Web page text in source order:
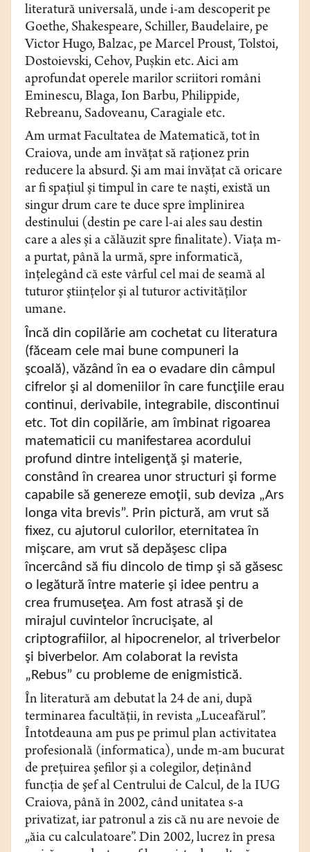
literatură universală, unde i-am descoperit pe
Goethe, Shakespeare, Schiller, Baudelaire, pe
Victor Hugo, Balzac, pe Marcel Proust, Tolstoi,
Dostoievski, Cehov, Pușkin etc. Aici am
aprofundat operele marilor scriitori români
Eminescu, Blaga, Ion Barbu, Philippide,
Rebreanu, Sadoveanu, Caragiale etc.
Am urmat Facultatea de Matematică, tot în
Craiova, unde am învăţat să raţionez prin
reducere la absurd. Şi am mai învăţat că oricare
ar fi spaţiul şi timpul în care te naşti, există un
singur drum care te duce spre împlinirea
destinului (destin pe care l-ai ales sau destin
care a ales şi a călăuzit spre finalitate). Viaţa m-
a purtat, până la urmă, spre informatică,
înțelegând că este vârful cel mai de seamă al
tuturor ştiinţelor şi al tuturor activităţilor
umane.
Încă din copilărie am cochetat cu literatura
(făceam cele mai bune compuneri la
şcoală), văzând în ea o evadare din câmpul
cifrelor şi al domeniilor în care funcţiile erau
continui, derivabile, integrabile, discontinui
etc. Tot din copilărie, am îmbinat rigoarea
matematicii cu manifestarea acordului
profund dintre inteligenţă şi materie,
constând în crearea unor structuri şi forme
capabile să genereze emoţii, sub deviza „Ars
longa vita brevis”. Prin pictură, am vrut să
fixez, cu ajutorul culorilor, eternitatea în
mişcare, am vrut să depăşesc clipa
încercând să fiu dincolo de timp şi să găsesc
o legătură între materie şi idee pentru a
crea frumuseţea. Am fost atrasă şi de
mirajul cuvintelor încrucişate, al
criptografiilor, al hipocrenelor, al triverbelor
şi biverbelor. Am colaborat la revista
„Rebus” cu probleme de enigmistică.
În literatură am debutat la 24 de ani, după
terminarea facultăţii, în revista „Luceafărul”.
Întotdeauna am pus pe primul plan activitatea
profesională (informatica), unde m-am bucurat
de preţuirea şefilor şi a colegilor, deţinând
funcţia de şef al Centrului de Calcul, de la IUG
Craiova, până în 2002, când unitatea s-a
privatizat, iar patronul a zis că nu are nevoie de
„ăia cu calculatoare”. Din 2002, lucrez în presa